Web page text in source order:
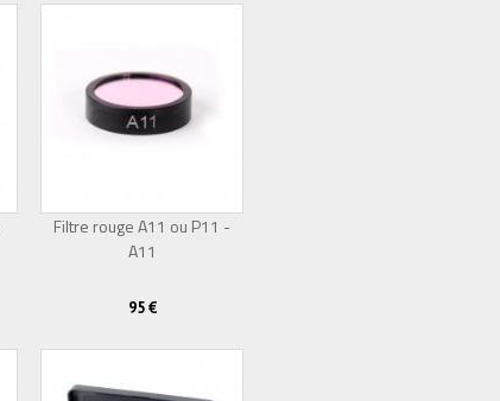
Filtre rouge A11 ou P11 -
A11
95 €